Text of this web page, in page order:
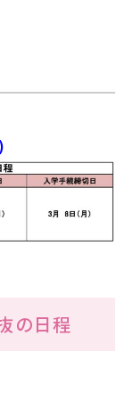
の日程